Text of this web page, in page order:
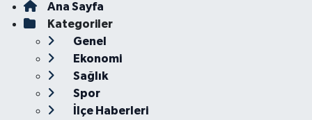
Ana Sayfa
Kategoriler
Genel
Ekonomi
Sağlık
Spor
İlçe Haberleri